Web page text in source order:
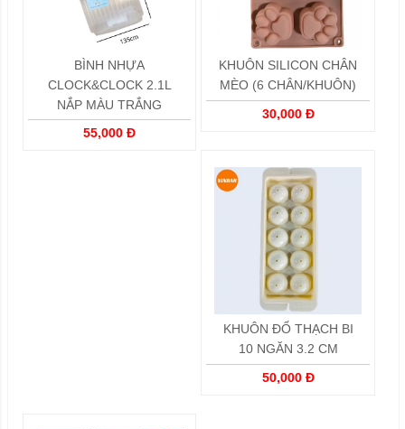
BÌNH NHỰA
CLOCK&CLOCK 2.1L
NẮP MÀU TRẮNG
55,000 Đ
KHUÔN SILICON CHÂN
MÈO (6 CHÂN/KHUÔN)
30,000 Đ
KHUÔN ĐỔ THẠCH BI
10 NGĂN 3.2 CM
50,000 Đ